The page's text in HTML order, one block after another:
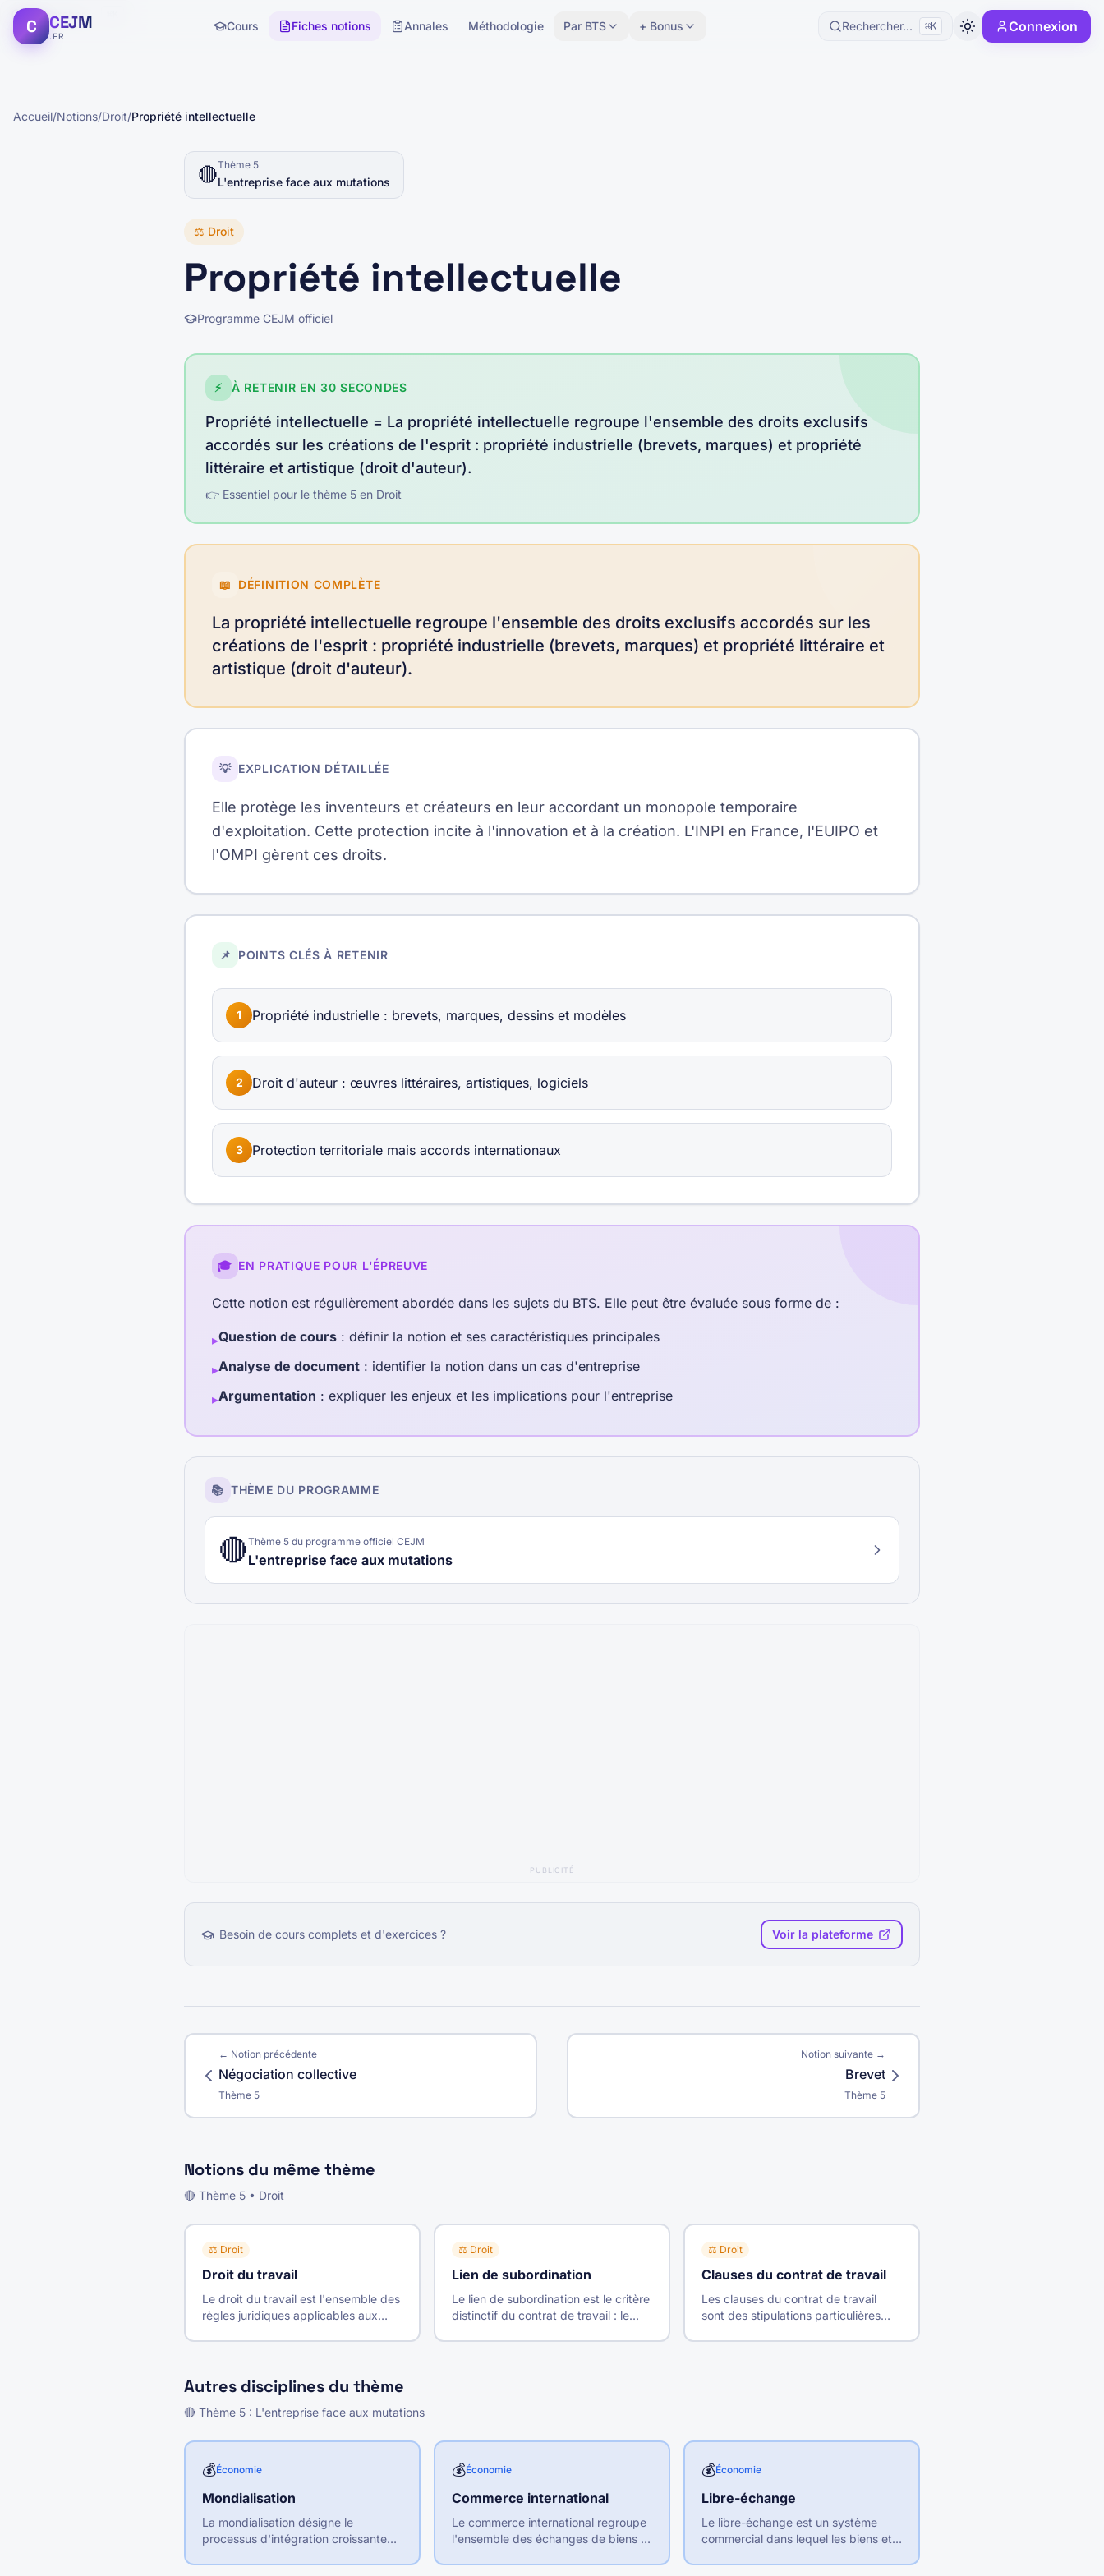
Rechercher...
C CEJM
.FR
Cours Fiches notions Annales Méthodologie Par BTS + Bonus Rechercher... ⌘K Connexion
Accueil/Notions/Droit/Propriété intellectuelle
🔴Thème 5
L'entreprise face aux mutations
⚖️ Droit
Propriété intellectuelle
Programme CEJM officiel
⚡ À RETENIR EN 30 SECONDES
Propriété intellectuelle = La propriété intellectuelle regroupe l'ensemble des droits exclusifs
accordés sur les créations de l'esprit : propriété industrielle (brevets, marques) et propriété
littéraire et artistique (droit d'auteur).
👉 Essentiel pour le thème 5 en Droit
📖 DÉFINITION COMPLÈTE
La propriété intellectuelle regroupe l'ensemble des droits exclusifs accordés sur les
créations de l'esprit : propriété industrielle (brevets, marques) et propriété littéraire et
artistique (droit d'auteur).
💡 EXPLICATION DÉTAILLÉE
Elle protège les inventeurs et créateurs en leur accordant un monopole temporaire
d'exploitation. Cette protection incite à l'innovation et à la création. L'INPI en France, l'EUIPO et
l'OMPI gèrent ces droits.
📌 POINTS CLÉS À RETENIR
1 Propriété industrielle : brevets, marques, dessins et modèles
2 Droit d'auteur : œuvres littéraires, artistiques, logiciels
3 Protection territoriale mais accords internationaux
🎓 EN PRATIQUE POUR L'ÉPREUVE
Cette notion est régulièrement abordée dans les sujets du BTS. Elle peut être évaluée sous forme de :
▸Question de cours : définir la notion et ses caractéristiques principales
▸Analyse de document : identifier la notion dans un cas d'entreprise
▸Argumentation : expliquer les enjeux et les implications pour l'entreprise
📚 THÈME DU PROGRAMME
🔴Thème 5 du programme officiel CEJM
L'entreprise face aux mutations
PUBLICITÉ
Besoin de cours complets et d'exercices ? Voir la plateforme
← Notion précédente
Négociation collective
Thème 5
Notion suivante →
Brevet
Thème 5
Notions du même thème
🔴 Thème 5 • Droit
⚖️ Droit
Droit du travail
Le droit du travail est l'ensemble des
règles juridiques applicables aux
⚖️ Droit
Lien de subordination
Le lien de subordination est le critère
distinctif du contrat de travail : le
⚖️ Droit
Clauses du contrat de travail
Les clauses du contrat de travail
sont des stipulations particulières
Autres disciplines du thème
🔴 Thème 5 : L'entreprise face aux mutations
💰Économie
Mondialisation
La mondialisation désigne le
processus d'intégration croissante
💰Économie
Commerce international
Le commerce international regroupe
l'ensemble des échanges de biens et
💰Économie
Libre-échange
Le libre-échange est un système
commercial dans lequel les biens et